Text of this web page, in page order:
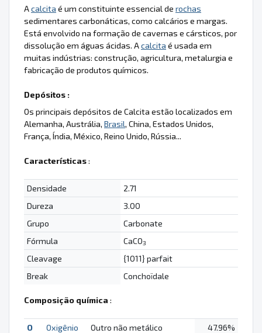
Acalcita é um constituinte essencial de rochas
sedimentares carbonáticas, como calcários e margas.
Está envolvido na formação de cavernas e cársticos, por
dissolução em águas ácidas. Acalcita é usada em
muitas indústrias: construção, agricultura, metalurgia e
fabricação de produtos químicos.
Depósitos :
Os principais depósitos de Calcita estão localizados em
Alemanha, Austrália, Brasil, China, Estados Unidos,
França, Índia, México, Reino Unido, Rússia...
Características:
Densidade
2.71
Dureza
3.00
Grupo
Carbonate
Fórmula
CaCO3
Cleavage
{1011} parfait
Break
Conchoïdale
Composição química :
O Oxigênio Outro não metálico
47.96%